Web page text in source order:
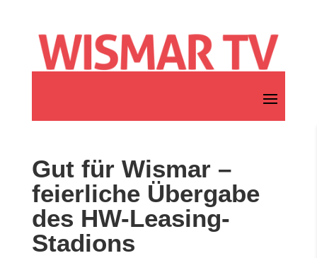
Gut für Wismar –
feierliche Übergabe
des HW-Leasing-
Stadions